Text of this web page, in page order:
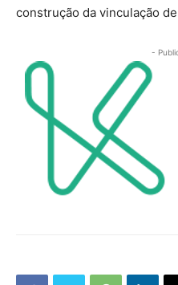
construção da vinculação
-